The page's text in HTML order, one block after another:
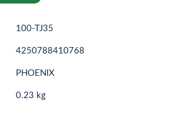
100-TJ35
4250788410768
PHOENIX
0.23 kg